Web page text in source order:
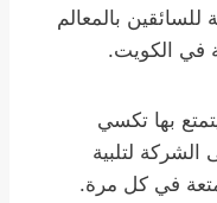
للسائقين بالمعالم
في الكويت.
بها تكسي
الشركة لتلبية
في كل مرة.